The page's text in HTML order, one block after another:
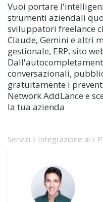
Vuoi portare
strumenti aziendali
sviluppatori freelance
Claude, Gemini e altri
gestionale, ERP, sito
conversazionali,
gratuitamente i
Network AddLance e
la tua azienda
Servizi Integrazione ai